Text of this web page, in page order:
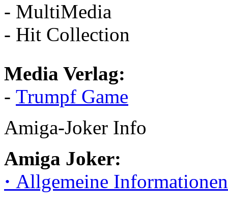
- MultiMedia
- Hit Collection
Media Verlag:
- Trumpf Game
Amiga-Joker Info
Amiga Joker:
· Allgemeine Informationen